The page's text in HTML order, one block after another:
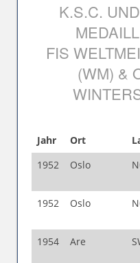
K.S.C.
FIS
(WM) &
Jahr Ort
1952
Oslo
1952
Oslo
1954
Are